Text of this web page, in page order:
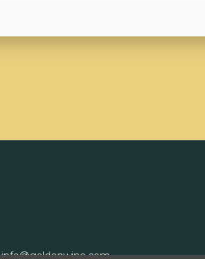
info@goldenwine.com